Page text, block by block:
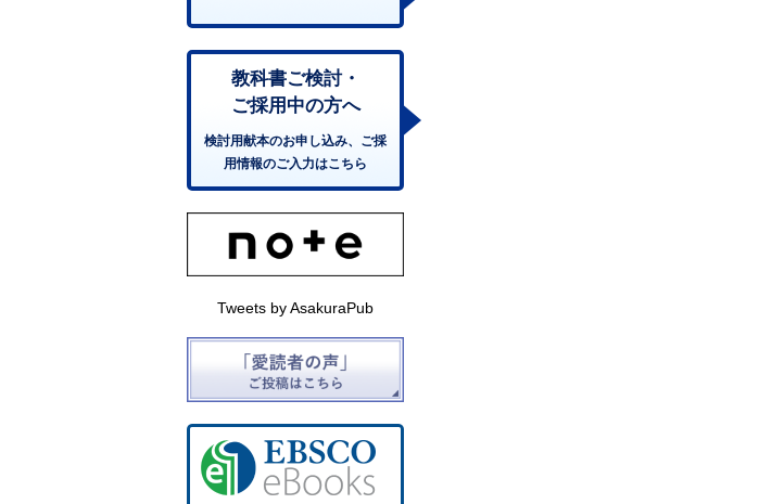
教科書ご検討・
ご採用中の方へ
検討用献本のお申し込み、ご採
用情報のご入力はこちら
Tweets by AsakuraPub